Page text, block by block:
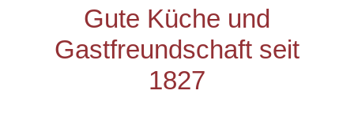
Gute Küche und
Gastfreundschaft seit
1827